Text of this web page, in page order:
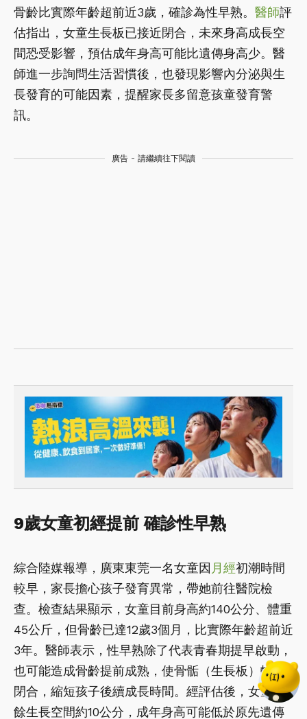
骨齡比實際年齡超前近3歲，確診為性早熟。 醫師評
估指出，女童生長板已接近閉合，未來身高成長空
間恐受影響，預估成年身高可能比遺傳身高少。醫
師進一步詢問生活習慣後，也發現影響內分泌與生
長發育的可能因素，提醒家長多留意孩童發育警
訊。
廣告 - 請繼續往下閱讀
9歲女童初經提前 確診性早熟
綜合陸媒報導，廣東東莞一名女童因 月經初潮時間
較早，家長擔心孩子發育異常，帶她前往醫院檢
查。檢查結果顯示，女童目前身高約140公分、體重
45公斤，但骨齡已達12歲3個月，比實際年齡超前近
3年。醫師表示，性早熟除了代表青春期提早啟動，
也可能造成骨齡提前成熟，使骨骺（生長板）較早
閉合，縮短孩子後續成長時間。經評估後，女童剩
餘生長空間約10公分，成年身高可能低於原先遺傳